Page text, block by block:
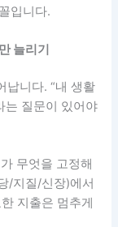
입니다.
늘리기
납니다. “내 생활
는 질문이 있어야
무엇을 고정해
/지질/신장)에서
지출은 멈추게